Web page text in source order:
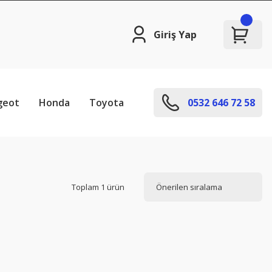
Giriş Yap
Honda Toyota 0532 646 72 58
Toplam 1 ürün